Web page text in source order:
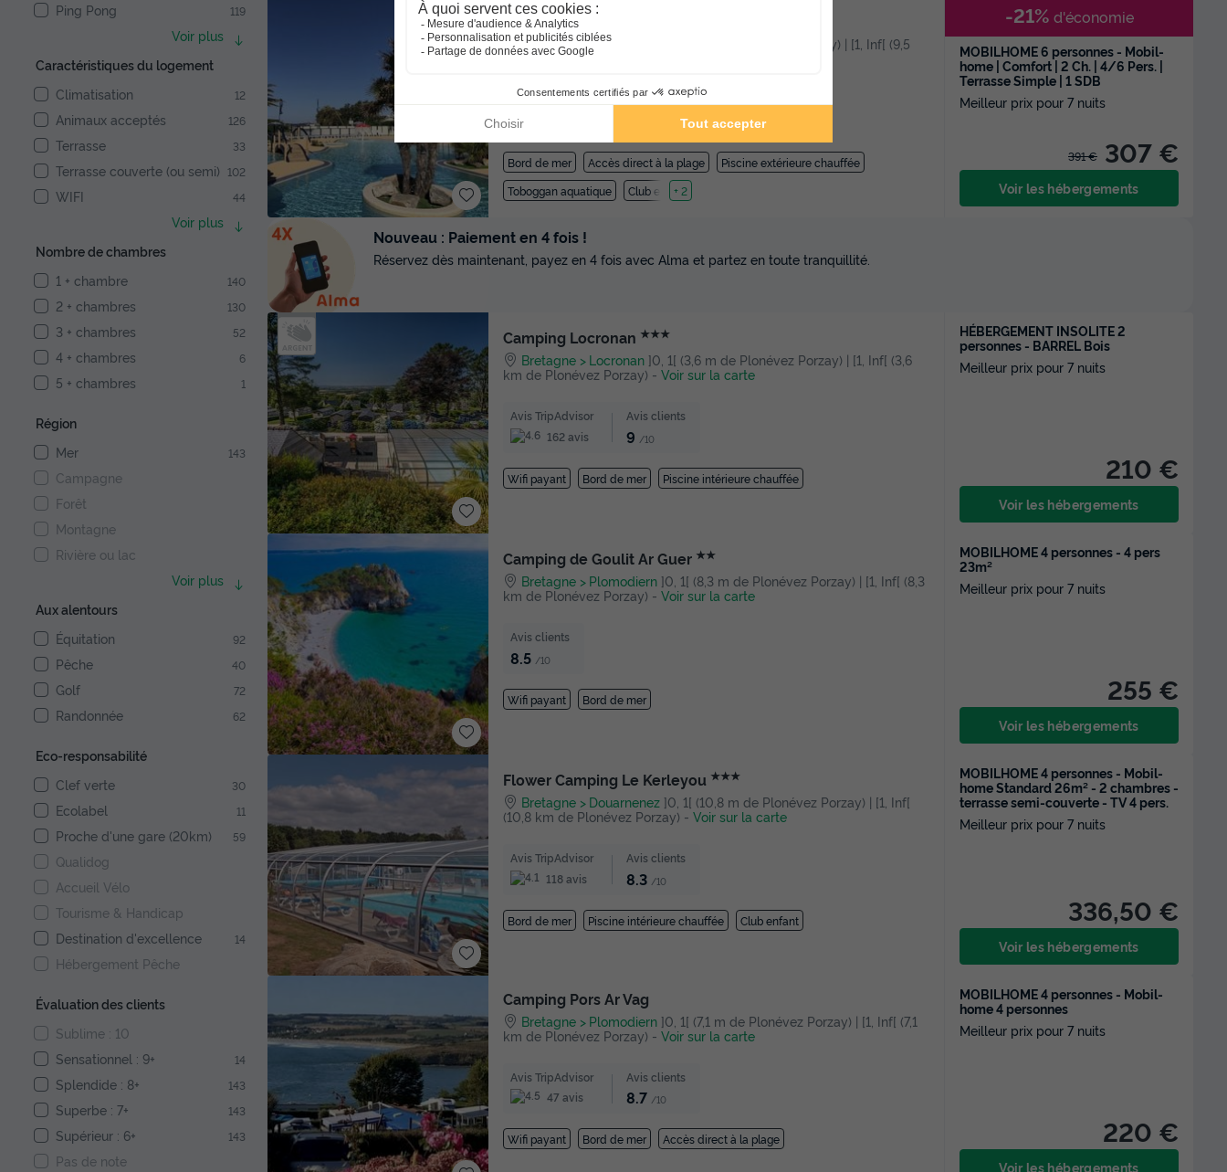
Ping Pong 119
Voir plus
Caractéristiques du logement
Climatisation
12
Animaux acceptés 126
Terrasse 33
Terrasse couverte (ou semi) 102
WIFI 44
Voir plus
Nombre de chambres
1 + chambre
140
2 + chambres 130
3 + chambres 52
4 + chambres 6
5 + chambres 1
Région
Mer
143
Campagne
Forêt
Montagne
Rivière ou lac
Voir plus
Aux alentours
Équitation
92
Pêche 40
Golf 72
Randonnée 62
Eco-responsabilité
Clef verte
30
Ecolabel 11
Proche d'une gare (20km) 59
Qualidog
Accueil Vélo
Tourisme & Handicap
Destination d'excellence
14
Hébergement Pêche
Évaluation des clients
Sublime : 10
Sensationnel : 9+
14
Splendide : 8+ 143
Superbe : 7+ 143
Supérieur : 6+ 143
Pas de note
Camping Domaine de Ker Ys
Bretagne Saint Nic
]0, 1[ (9,5 m de Plonévez Porzay) | [1, Inf[ (9,5
km de Plonévez Porzay)
Avis TripAdvisor
Avis clients
Bord de mer Accès direct à la plage
Piscine extérieure chauffée
Toboggan aquatique
Club enfant
+ 2
MOBILHOME 6 personnes - Mobil-
home | Comfort | 2 Ch. | 4/6 Pers. |
Terrasse Simple | 1 SDB
Meilleur prix pour 7 nuits
391 € 307 €
-21% d'économie
Voir les hébergements
Camping Locronan ★★★
Bretagne Locronan ]0, 1[ (3,6 m de Plonévez Porzay) | [1, Inf[ (3,6
km de Plonévez Porzay) - Voir sur la carte
Avis TripAdvisor
162 avis
Avis clients
9 /10
Wifi payant Bord de mer Piscine intérieure chauffée
HÉBERGEMENT INSOLITE 2
personnes - BARREL Bois
Meilleur prix pour 7 nuits
210 €
Voir les hébergements
Camping de Goulit Ar Guer ★★
Bretagne Plomodiern ]0, 1[ (8,3 m de Plonévez Porzay) | [1, Inf[ (8,3
km de Plonévez Porzay) - Voir sur la carte
Avis clients
8.5 /10
Wifi payant Bord de mer
MOBILHOME 4 personnes - 4 pers
23m²
Meilleur prix pour 7 nuits
255 €
Voir les hébergements
Flower Camping Le Kerleyou ★★★
Bretagne Douarnenez ]0, 1[ (10,8 m de Plonévez Porzay) | [1, Inf[
(10,8 km de Plonévez Porzay) - Voir sur la carte
Avis TripAdvisor
118 avis
Avis clients
8.3 /10
Bord de mer Piscine intérieure chauffée Club enfant
MOBILHOME 4 personnes - Mobil-
home Standard 26m² - 2 chambres -
terrasse semi-couverte - TV 4 pers.
Meilleur prix pour 7 nuits
336,50 €
Voir les hébergements
Camping Pors Ar Vag
Bretagne Plomodiern ]0, 1[ (7,1 m de Plonévez Porzay) | [1, Inf[ (7,1
km de Plonévez Porzay) - Voir sur la carte
Avis TripAdvisor
47 avis
Avis clients
8.7 /10
Wifi payant Bord de mer Accès direct à la plage
MOBILHOME 4 personnes - Mobil-
home 4 personnes
Meilleur prix pour 7 nuits
220 €
Voir les hébergements
Nouveau : Paiement en 4 fois !
Réservez dès maintenant, payez en 4 fois avec Alma et partez en toute tranquillité.